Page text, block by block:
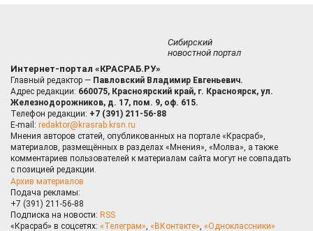
Сибирский
новостной портал
Интернет-портал «КРАСРАБ.РУ»
Главный редактор — Павловский Владимир Евгеньевич.
Адрес редакции: 660075, Красноярский край, г. Красноярск, ул.
Железнодорожников, д. 17, пом. 9, оф. 615.
Телефон редакции: +7 (391) 211-56-88
E-mail: redaktor@krasrab.krsn.ru
Мнения авторов статей, опубликованных на портале «Красраб»,
материалов, размещённых в разделах «Мнения», «Молва», а также
комментариев пользователей к материалам сайта могут не совпадать
с позицией редакции.
Архив материалов
Подача рекламы:
+7 (391) 211-56-88
Подписка на новости: RSS
«Красраб» в соцсетях: «Телеграм», «ВКонтакте», «Одноклассники»